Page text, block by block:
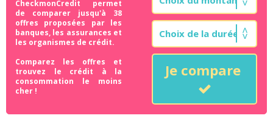
CheckmonCredit permet
de comparer jusqu'à 38
offres proposées par les
banques, les assurances et
les organismes de crédit.
Comparez les offres et
trouvez le crédit à la
consommation le moins
cher !
Je compare